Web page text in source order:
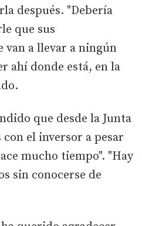
después. "Debería
que sus
van a llevar a ningún
ahí donde está, en la
que desde la Junta
el inversor a pesar
mucho tiempo". "Hay
sin conocerse de